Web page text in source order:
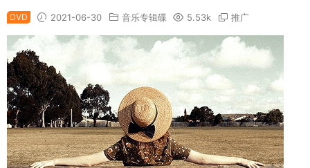
DVD 2021-06-30 音乐专辑碟 5.53k 推广